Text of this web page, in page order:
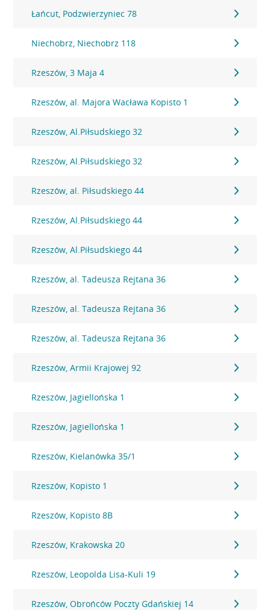
Łańcut, Podzwierzyniec 78
Niechobrz, Niechobrz 118
Rzeszów, 3 Maja 4
Rzeszów, al. Majora Wacława Kopisto 1
Rzeszów, Al.Piłsudskiego 32
Rzeszów, Al.Piłsudskiego 32
Rzeszów, al. Piłsudskiego 44
Rzeszów, Al.Piłsudskiego 44
Rzeszów, Al.Piłsudskiego 44
Rzeszów, al. Tadeusza Rejtana 36
Rzeszów, al. Tadeusza Rejtana 36
Rzeszów, al. Tadeusza Rejtana 36
Rzeszów, Armii Krajowej 92
Rzeszów, Jagiellońska 1
Rzeszów, Jagiellońska 1
Rzeszów, Kielanówka 35/1
Rzeszów, Kopisto 1
Rzeszów, Kopisto 8B
Rzeszów, Krakowska 20
Rzeszów, Leopolda Lisa-Kuli 19
Rzeszów, Obrońców Poczty Gdańskiej 14